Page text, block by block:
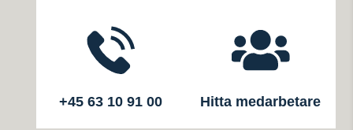
+45 63 10 91 00 Hitta medarbetare